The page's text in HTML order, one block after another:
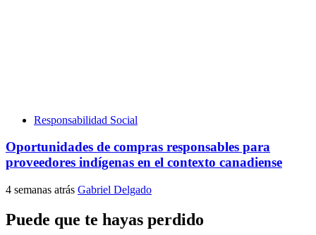
Responsabilidad Social
Oportunidades de compras responsables para
proveedores indígenas en el contexto canadiense
4 semanas atrás Gabriel Delgado
Puede que te hayas perdido